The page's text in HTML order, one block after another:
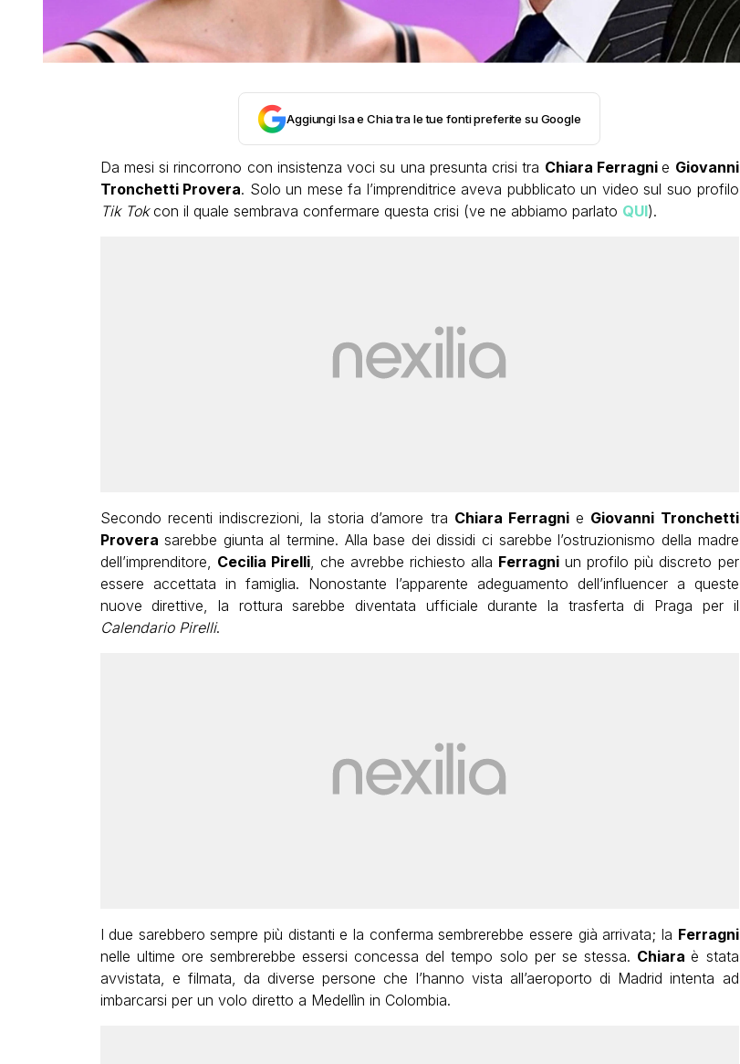
Aggiungi Isa e Chia tra le tue fonti preferite su Google
Da mesi si rincorrono con insistenza voci su una presunta crisi tra Chiara Ferragnie Giovanni
Tronchetti Provera. Solo un mese fa l’imprenditrice aveva pubblicato un video sul suo profilo
Tik Tokcon il quale sembrava confermare questa crisi (ve ne abbiamo parlato QUI).
Secondo recenti indiscrezioni, la storia d’amore tra Chiara Ferragnie Giovanni Tronchetti
Provera sarebbe giunta al termine. Alla base dei dissidi ci sarebbe l’ostruzionismo della madre
dell’imprenditore, Cecilia Pirelli, che avrebbe richiesto alla Ferragni un profilo più discreto per
essere accettata in famiglia. Nonostante l’apparente adeguamento dell’influencer a queste
nuove direttive, la rottura sarebbe diventata ufficiale durante la trasferta di Praga per il
Calendario Pirelli.
I due sarebbero sempre più distanti e la conferma sembrerebbe essere già arrivata; la Ferragni
nelle ultime ore sembrerebbe essersi concessa del tempo solo per se stessa. Chiaraè stata
avvistata, e filmata, da diverse persone che l’hanno vista all’aeroporto di Madrid intenta ad
imbarcarsi per un volo diretto a Medellìn in Colombia.